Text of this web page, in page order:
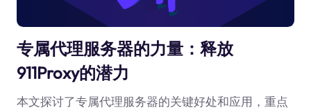
专属代理服务器的力量：释放
911Proxy的潜力
本文探讨了专属代理服务器的关键好处和应用，重点